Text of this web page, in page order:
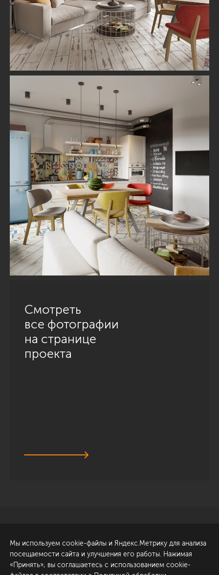
Смотреть
все фотографии
на странице
проекта
Обсудить проект
ул. Академика Павлова, 6
к1
Мы используем cookie-файлы и Яндекс.Метрику для анализа
посещаемости сайта и улучшения его работы. Нажимая
«Принять», вы соглашаетесь с использованием cookie-